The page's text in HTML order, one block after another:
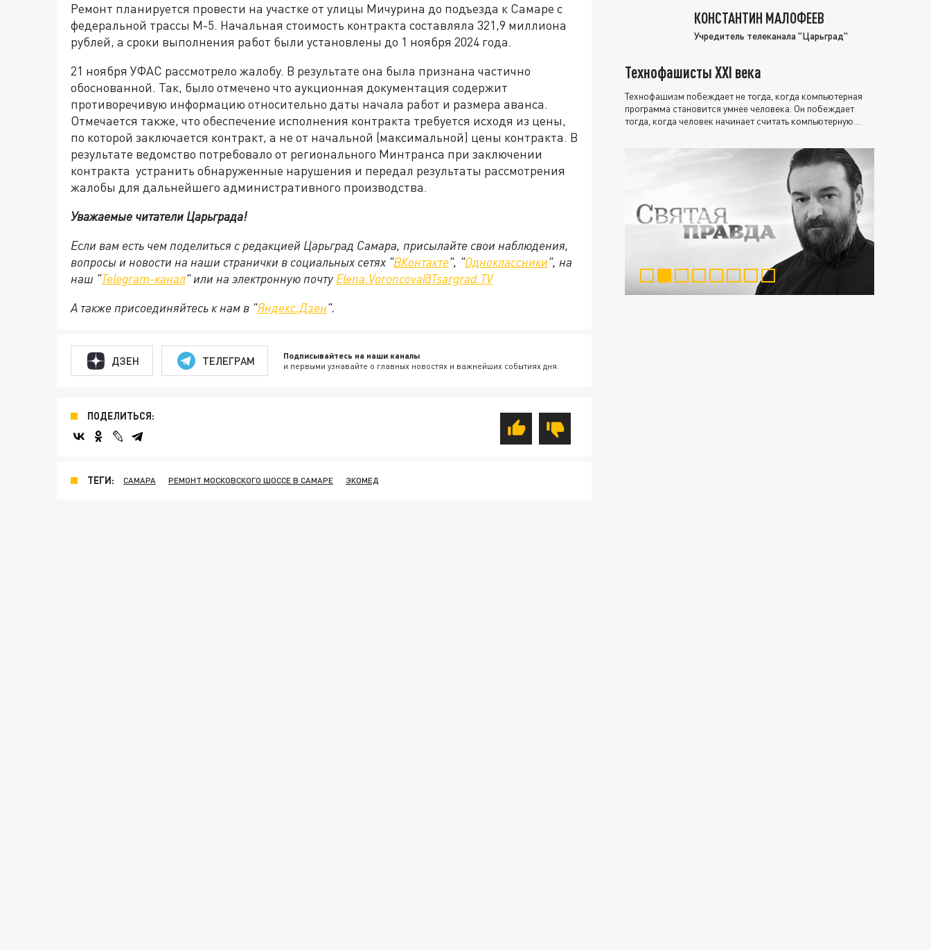
Ремонт планируется провести на участке от улицы Мичурина до подъезда к Самаре с
федеральной трассы М-5. Начальная стоимость контракта составляла 321,9 миллиона
рублей, а сроки выполнения работ были установлены до 1 ноября 2024 года.
21 ноября УФАС рассмотрело жалобу. В результате она была признана частично
обоснованной. Так, было отмечено что аукционная документация содержит
противоречивую информацию относительно даты начала работ и размера аванса.
Отмечается также, что обеспечение исполнения контракта требуется исходя из цены,
по которой заключается контракт, а не от начальной (максимальной) цены контракта. В
результате ведомство потребовало от регионального Минтранса при заключении
контракта устранить обнаруженные нарушения и передал результаты рассмотрения
жалобы для дальнейшего административного производства.
Уважаемые читатели Царьграда!
Если вам есть чем поделиться с редакцией Царьград Самара, присылайте свои наблюдения,
вопросы и новости на наши странички в социальных сетях "ВКонтакте", "Одноклассники", на
наш "Telegram-канал" или на электронную почту Elena.Voroncova@Tsargrad.TV
А также присоединяйтесь к нам в "Яндекс.Дзен".
ДЗЕН ТЕЛЕГРАМ Подписывайтесь на наши каналы
и первыми узнавайте о главных новостях и важнейших событиях дня.
ПОДЕЛИТЬСЯ:
ТЕГИ: САМАРА РЕМОНТ МОСКОВСКОГО ШОССЕ В САМАРЕ ЭКОМЕД
КОНСТАНТИН МАЛОФЕЕВ
Учредитель телеканала "Царьград"
Технофашисты XXI века
Технофашизм побеждает не тогда, когда компьютерная
программа становится умнее человека. Он побеждает
тогда, когда человек начинает считать компьютерную